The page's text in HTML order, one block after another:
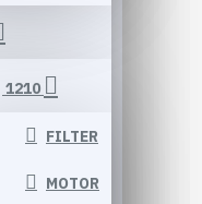
1210
FILTER
MOTOR